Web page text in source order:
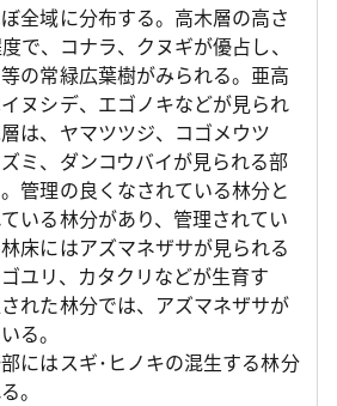
全域に分布する。高木層の高さ
で、コナラ、クヌギが優占し、
の常緑広葉樹がみられる。亜高
ヌシデ、エゴノキなどが見られ
は、ヤマツツジ、コゴメウツ
ミ、ダンコウバイが見られる部
管理の良くなされている林分と
いる林分があり、管理されてい
床にはアズマネザサが見られる
ユリ、カタクリなどが生育す
れた林分では、アズマネザサが
る。
にはスギ･ヒノキの混生する林分
。